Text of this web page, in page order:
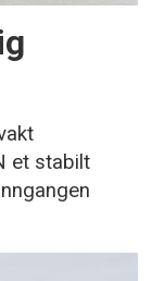
et stabilt